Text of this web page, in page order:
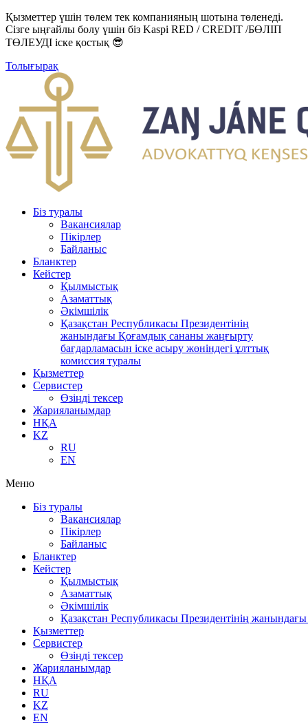
Қызметтер үшін төлем тек компанияның шотына төленеді.
Сізге ыңғайлы болу үшін біз Kaspi RED / CREDIT /БӨЛІП
ТӨЛЕУДІ іске қостық 😎
Толығырақ
Біз туралы
Вакансиялар
Пікірлер
Байланыс
Бланктер
Кейстер
Қылмыстық
Азаматтық
Әкімшілік
Қазақстан Республикасы Президентінің
жанындағы Қоғамдық сананы жаңғырту
бағдарламасын іске асыру жөніндегі ұлттық
комиссия туралы
Қызметтер
Сервистер
Өзіңді тексер
Жарияланымдар
НҚА
KZ
RU
EN
Меню
Біз туралы
Вакансиялар
Пікірлер
Байланыс
Бланктер
Кейстер
Қылмыстық
Азаматтық
Әкімшілік
Қазақстан Республикасы Президентінің
Қызметтер
Сервистер
Өзіңді тексер
Жарияланымдар
НҚА
RU
KZ
EN